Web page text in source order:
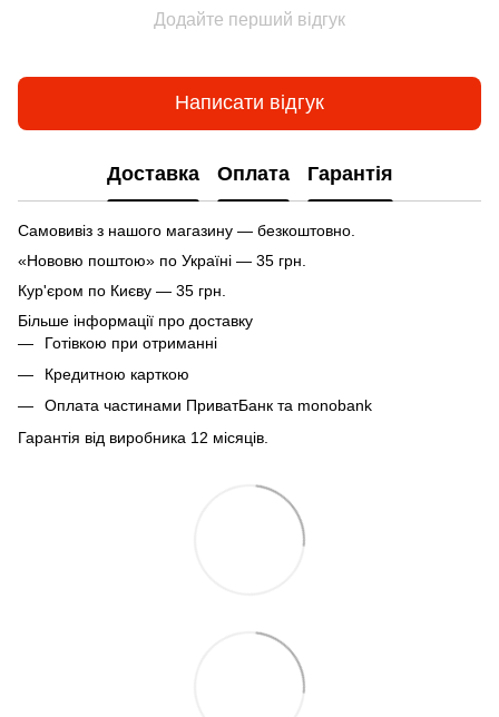
Додайте перший відгук
Написати відгук
Доставка Оплата Гарантія
Самовивіз з нашого магазину — безкоштовно.
«Нововю поштою» по Україні — 35 грн.
Кур'єром по Києву — 35 грн.
Більше інформації про доставку
Готівкою при отриманні
Кредитною карткою
Оплата частинами ПриватБанк та monobank
Гарантія від виробника 12 місяців.